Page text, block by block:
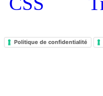
Politique de confidentialité